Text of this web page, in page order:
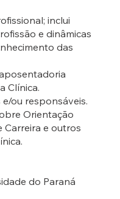
inclui
e dinâmicas
das
Clínica.
ou responsáveis.
Orientação
Carreira e outros
do Paraná